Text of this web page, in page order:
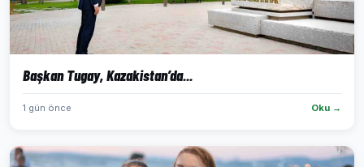
Başkan Tugay, Kazakistan’da...
1 gün önce Oku →